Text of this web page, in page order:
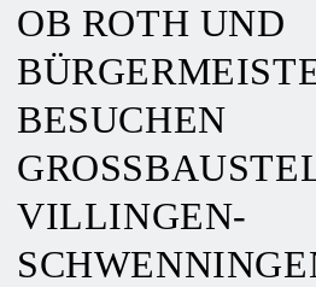
OB ROTH UND
BESUCHEN
ILLINGEN-S